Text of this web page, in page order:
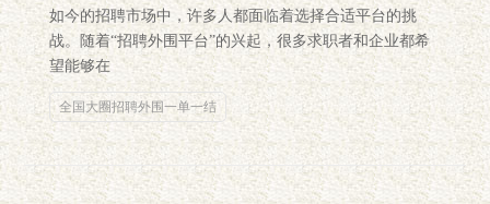
如今的招聘市场中，许多人都面临着选择合适平台的挑
战。随着“招聘外围平台”的兴起，很多求职者和企业都希
望能够在
全国大圈招聘外围一单一结